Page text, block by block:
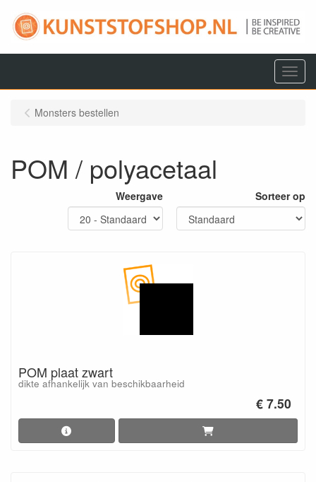
Menu
Monsters bestellen
POM / polyacetaal
Weergave Sorteer op
POM plaat zwart
dikte afhankelijk van beschikbaarheid
€ 7.50